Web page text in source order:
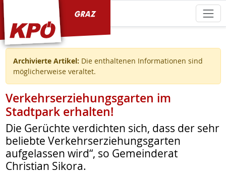
Archivierte Artikel: Die enthaltenen Informationen sind
möglicherweise veraltet.
Verkehrserziehungsgarten im
Stadtpark erhalten!
Die Gerüchte verdichten sich, dass der sehr
beliebte Verkehrserziehungsgarten
aufgelassen wird“, so Gemeinderat
Christian Sikora.